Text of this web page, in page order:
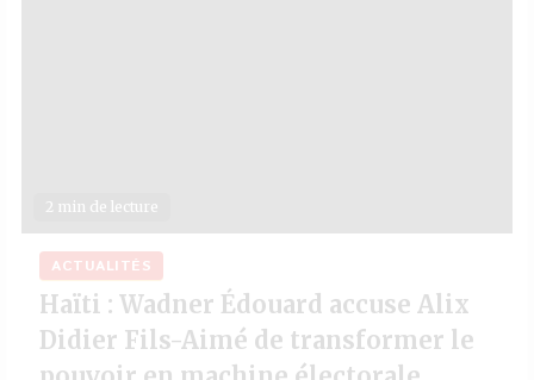
2 min de lecture
ACTUALITÉS
Haïti : Wadner Édouard accuse Alix
Didier Fils-Aimé de transformer le